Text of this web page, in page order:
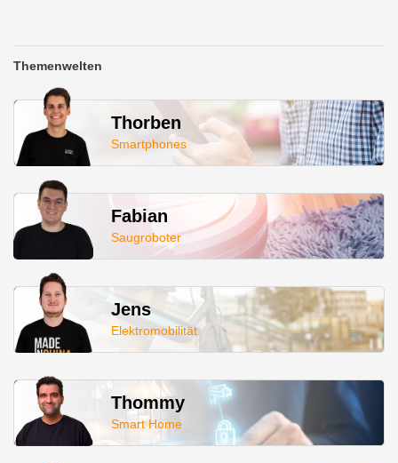
Themenwelten
Thorben
Smartphones
Fabian
Saugroboter
Jens
Elektromobilität
Thommy
Smart Home